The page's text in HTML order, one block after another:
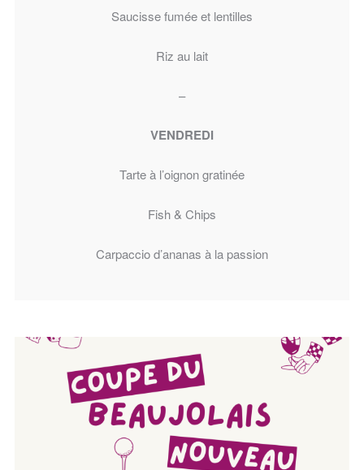
Saucisse fumée et lentilles
Riz au lait
–
VENDREDI
Tarte à l’oignon gratinée
Fish & Chips
Carpaccio d’ananas à la passion